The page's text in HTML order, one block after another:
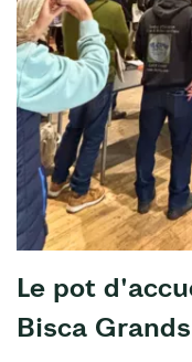
Le pot
Bisca